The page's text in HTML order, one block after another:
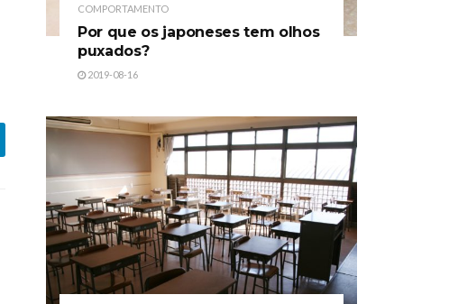
COMPORTAMENTO
Por que os japoneses tem olhos
puxados?
2019-08-16